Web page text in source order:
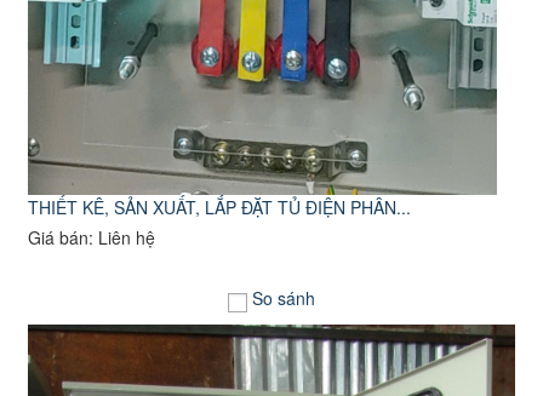
THIẾT KÊ, SẢN XUẤT, LẮP ĐẶT TỦ ĐIỆN PHÂN...
Giá bán: Liên hệ
So sánh